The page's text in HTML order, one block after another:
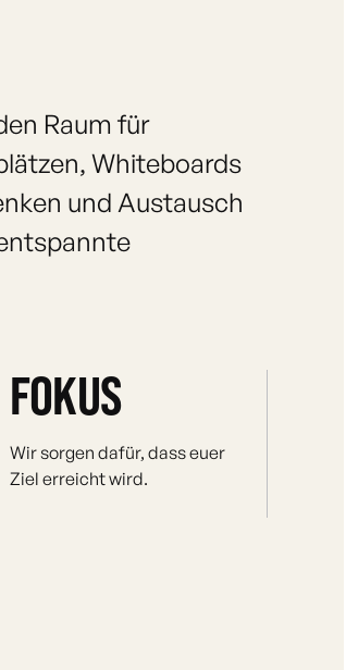
Raum für
Whiteboards
und Austausch
FOKUS
Wir sorgen dafür, dass euer
Ziel erreicht wird.